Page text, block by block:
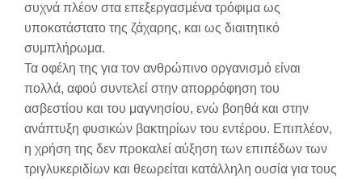
συχνά πλέον στα επεξεργασμένα τρόφιμα ως
υποκατάστατο της ζάχαρης, και ως διαιτητικό
συμπλήρωμα.
Τα οφέλη της για τον ανθρώπινο οργανισμό είναι
πολλά, αφού συντελεί στην απορρόφηση του
ασβεστίου και του μαγνησίου, ενώ βοηθά και στην
ανάπτυξη φυσικών βακτηρίων του εντέρου. Επιπλέον,
η χρήση της δεν προκαλεί αύξηση των επιπέδων των
τριγλυκεριδίων και θεωρείται κατάλληλη ουσία για τους